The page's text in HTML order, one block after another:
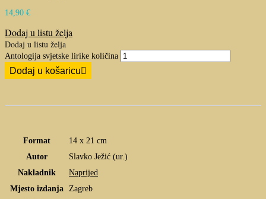
14,90 €
Dodaj u listu želja
Dodaj u listu želja
Antologija svjetske lirike količina
Dodaj u košaricu
Format
14 x 21 cm
Autor
Slavko Ježić (ur.)
Nakladnik
Naprijed
Mjesto izdanja
Zagreb